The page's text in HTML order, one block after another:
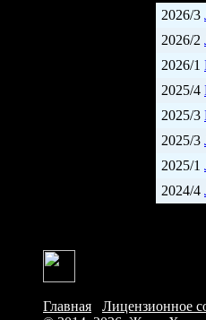
2026/3
2026/2
2026/1
2025/4
2025/3
2025/3
2025/1
2024/4
Главная Лицензионное